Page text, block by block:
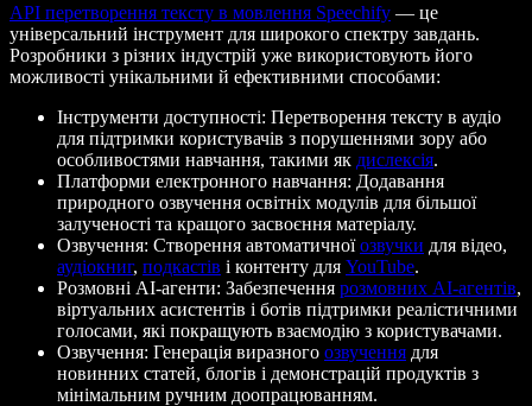
API перетворення тексту в мовлення Speechify — це
універсальний інструмент для широкого спектру завдань.
Розробники з різних індустрій уже використовують його
можливості унікальними й ефективними способами:
Інструменти доступності: Перетворення тексту в аудіо
для підтримки користувачів з порушеннями зору або
особливостями навчання, такими як дислексія.
Платформи електронного навчання: Додавання
природного озвучення освітніх модулів для більшої
залученості та кращого засвоєння матеріалу.
Озвучення: Створення автоматичноїозвучки для відео,
аудіокниг, подкастів і контенту для YouTube.
Розмовні AI-агенти: Забезпечення розмовних AI-агентів,
віртуальних асистентів і ботів підтримки реалістичними
голосами, які покращують взаємодію з користувачами.
Озвучення: Генерація виразного озвучення для
новинних статей, блогів і демонстрацій продуктів з
мінімальним ручним доопрацюванням.